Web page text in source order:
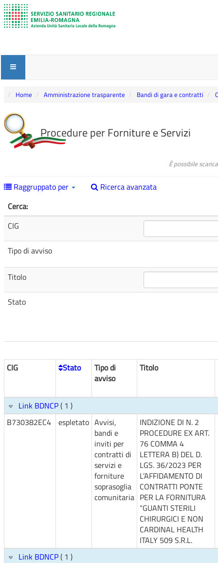
Home Amministrazione trasparente Bandi di gara e contratti
Procedure per Forniture e Servizi
È possibile
Raggruppato per
Ricerca avanzata
Cerca:
CIG
Tipo di avviso
Titolo
Stato
CIG Stato
Tipo di
avviso
Titolo
Link BDNCP( 1 )
B730382EC4
espletato Avvisi,
bandi e
inviti per
contratti di
servizi e
forniture
soprasoglia
comunitaria
INDIZIONE DI N. 2
PROCEDURE EX ART.
76 COMMA 4
LETTERA B) DEL D.
LGS. 36/2023 PER
L’AFFIDAMENTO DI
CONTRATTI PONTE
PER LA FORNITURA
“GUANTI STERILI
CHIRURGICI E NON
CARDINAL HEALTH
ITALY 509 S.R.L.
Link BDNCP( 1 )